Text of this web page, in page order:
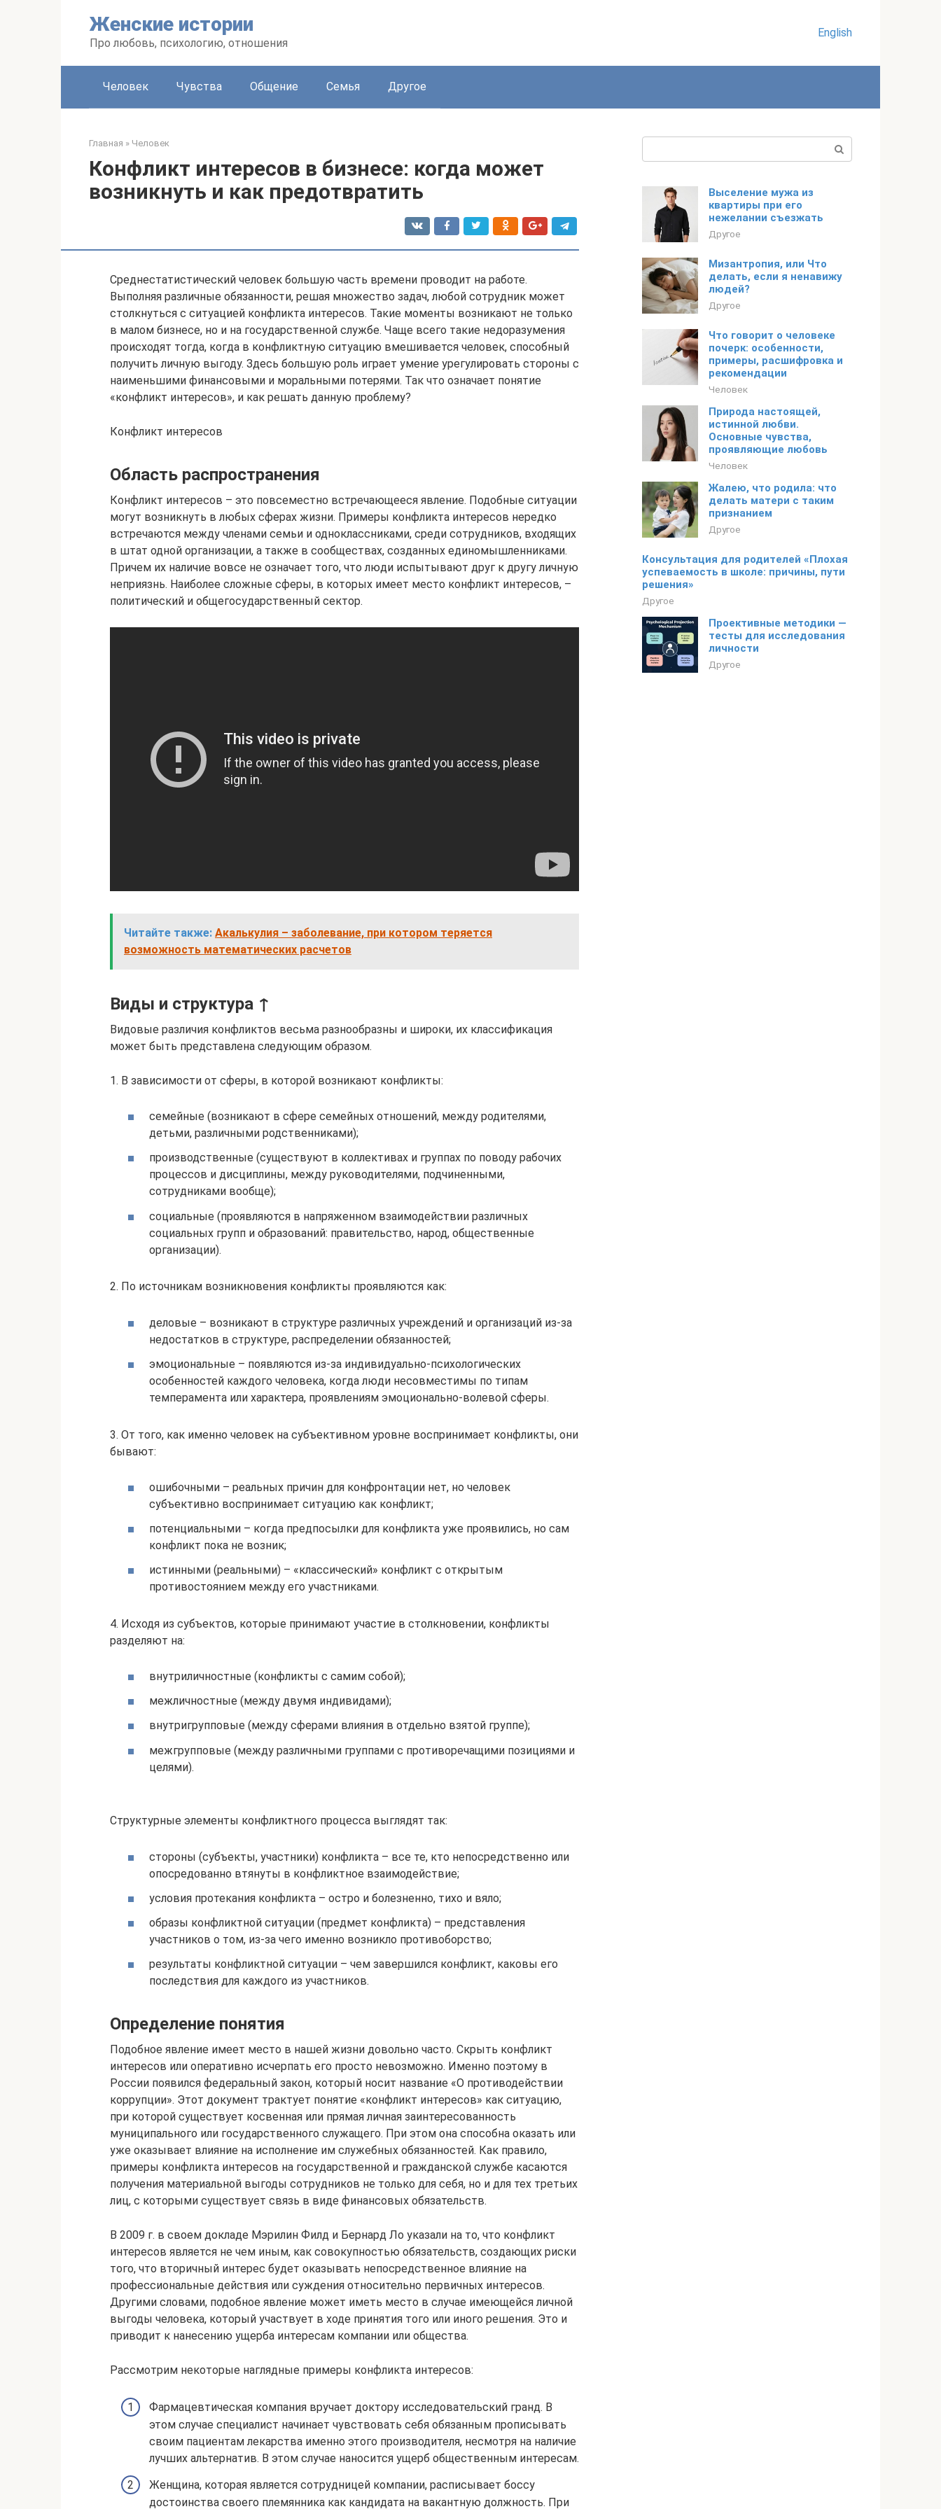
Женские истории
Про любовь, психологию, отношения
English
Человек Чувства Общение Семья Другое
Главная » Человек
Конфликт интересов в бизнесе: когда может
возникнуть и как предотвратить
Среднестатистический человек большую часть времени проводит на работе.
Выполняя различные обязанности, решая множество задач, любой сотрудник может
столкнуться с ситуацией конфликта интересов. Такие моменты возникают не только
в малом бизнесе, но и на государственной службе. Чаще всего такие недоразумения
происходят тогда, когда в конфликтную ситуацию вмешивается человек, способный
получить личную выгоду. Здесь большую роль играет умение урегулировать стороны с
наименьшими финансовыми и моральными потерями. Так что означает понятие
«конфликт интересов», и как решать данную проблему?
Конфликт интересов
Область распространения
Конфликт интересов – это повсеместно встречающееся явление. Подобные ситуации
могут возникнуть в любых сферах жизни. Примеры конфликта интересов нередко
встречаются между членами семьи и одноклассниками, среди сотрудников, входящих
в штат одной организации, а также в сообществах, созданных единомышленниками.
Причем их наличие вовсе не означает того, что люди испытывают друг к другу личную
неприязнь. Наиболее сложные сферы, в которых имеет место конфликт интересов, –
политический и общегосударственный сектор.
Читайте также: Акалькулия – заболевание, при котором теряется
возможность математических расчетов
Виды и структура ↑
Видовые различия конфликтов весьма разнообразны и широки, их классификация
может быть представлена следующим образом.
1. В зависимости от сферы, в которой возникают конфликты:
семейные (возникают в сфере семейных отношений, между родителями,
детьми, различными родственниками);
производственные (существуют в коллективах и группах по поводу рабочих
процессов и дисциплины, между руководителями, подчиненными,
сотрудниками вообще);
социальные (проявляются в напряженном взаимодействии различных
социальных групп и образований: правительство, народ, общественные
организации).
2. По источникам возникновения конфликты проявляются как:
деловые – возникают в структуре различных учреждений и организаций из-за
недостатков в структуре, распределении обязанностей;
эмоциональные – появляются из-за индивидуально-психологических
особенностей каждого человека, когда люди несовместимы по типам
темперамента или характера, проявлениям эмоционально-волевой сферы.
3. От того, как именно человек на субъективном уровне воспринимает конфликты, они
бывают:
ошибочными – реальных причин для конфронтации нет, но человек
субъективно воспринимает ситуацию как конфликт;
потенциальными – когда предпосылки для конфликта уже проявились, но сам
конфликт пока не возник;
истинными (реальными) – «классический» конфликт с открытым
противостоянием между его участниками.
4. Исходя из субъектов, которые принимают участие в столкновении, конфликты
разделяют на:
внутриличностные (конфликты с самим собой);
межличностные (между двумя индивидами);
внутригрупповые (между сферами влияния в отдельно взятой группе);
межгрупповые (между различными группами с противоречащими позициями и
целями).
Структурные элементы конфликтного процесса выглядят так:
стороны (субъекты, участники) конфликта – все те, кто непосредственно или
опосредованно втянуты в конфликтное взаимодействие;
условия протекания конфликта – остро и болезненно, тихо и вяло;
образы конфликтной ситуации (предмет конфликта) – представления
участников о том, из-за чего именно возникло противоборство;
результаты конфликтной ситуации – чем завершился конфликт, каковы его
последствия для каждого из участников.
Определение понятия
Подобное явление имеет место в нашей жизни довольно часто. Скрыть конфликт
интересов или оперативно исчерпать его просто невозможно. Именно поэтому в
России появился федеральный закон, который носит название «О противодействии
коррупции». Этот документ трактует понятие «конфликт интересов» как ситуацию,
при которой существует косвенная или прямая личная заинтересованность
муниципального или государственного служащего. При этом она способна оказать или
уже оказывает влияние на исполнение им служебных обязанностей. Как правило,
примеры конфликта интересов на государственной и гражданской службе касаются
получения материальной выгоды сотрудников не только для себя, но и для тех третьих
лиц, с которыми существует связь в виде финансовых обязательств.
В 2009 г. в своем докладе Мэрилин Филд и Бернард Ло указали на то, что конфликт
интересов является не чем иным, как совокупностью обязательств, создающих риски
того, что вторичный интерес будет оказывать непосредственное влияние на
профессиональные действия или суждения относительно первичных интересов.
Другими словами, подобное явление может иметь место в случае имеющейся личной
выгоды человека, который участвует в ходе принятия того или иного решения. Это и
приводит к нанесению ущерба интересам компании или общества.
Рассмотрим некоторые наглядные примеры конфликта интересов:
Фармацевтическая компания вручает доктору исследовательский гранд. В
этом случае специалист начинает чувствовать себя обязанным прописывать
своим пациентам лекарства именно этого производителя, несмотря на наличие
лучших альтернатив. В этом случае наносится ущерб общественным интересам.
Женщина, которая является сотрудницей компании, расписывает боссу
достоинства своего племянника как кандидата на вакантную должность. При
Выселение мужа из
квартиры при его
нежелании съезжать
Другое
Мизантропия, или Что
делать, если я ненавижу
людей?
Другое
Что говорит о человеке
почерк: особенности,
примеры, расшифровка и
рекомендации
Человек
Природа настоящей,
истинной любви.
Основные чувства,
проявляющие любовь
Человек
Жалею, что родила: что
делать матери с таким
признанием
Другое
Консультация для родителей «Плохая
успеваемость в школе: причины, пути
решения»
Другое
Проективные методики —
тесты для исследования
личности
Другое